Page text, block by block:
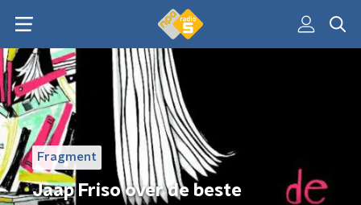
Fragment
Jaap Friso over de beste